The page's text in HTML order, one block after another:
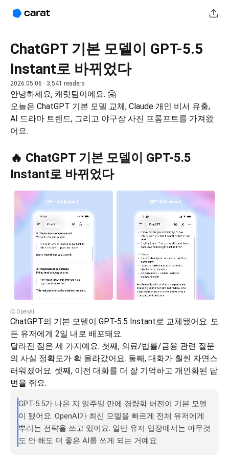
ChatGPT 기본 모델이 GPT-5.5
Instant로 바뀌었다
2026.05.06 · 3,541 readers
안녕하세요, 캐럿팀이에요. 🤗
오늘은 ChatGPT 기본 모델 교체, Claude 개인 비서 유출,
AI 드라마 트렌드, 그리고 야구장 사진 프롬프트를 가져왔
어요.
🔥 ChatGPT 기본 모델이 GPT-5.5
Instant로 바뀌었다
ⓒ OpenAI
ChatGPT의 기본 모델이 GPT-5.5 Instant로 교체됐어요. 모
든 유저에게 2일 내로 배포돼요.
달라진 점은 세 가지예요. 첫째, 의료/법률/금융 관련 질문
의 사실 정확도가 확 올라갔어요. 둘째, 대화가 훨씬 자연스
러워졌어요. 셋째, 이전 대화를 더 잘 기억하고 개인화된 답
변을 줘요.
GPT-5.5가 나온 지 일주일 만에 경량화 버전이 기본 모델
이 됐어요. OpenAI가 최신 모델을 빠르게 전체 유저에게
뿌리는 전략을 쓰고 있어요. 일반 유저 입장에서는 아무것
도 안 해도 더 좋은 AI를 쓰게 되는 거예요.